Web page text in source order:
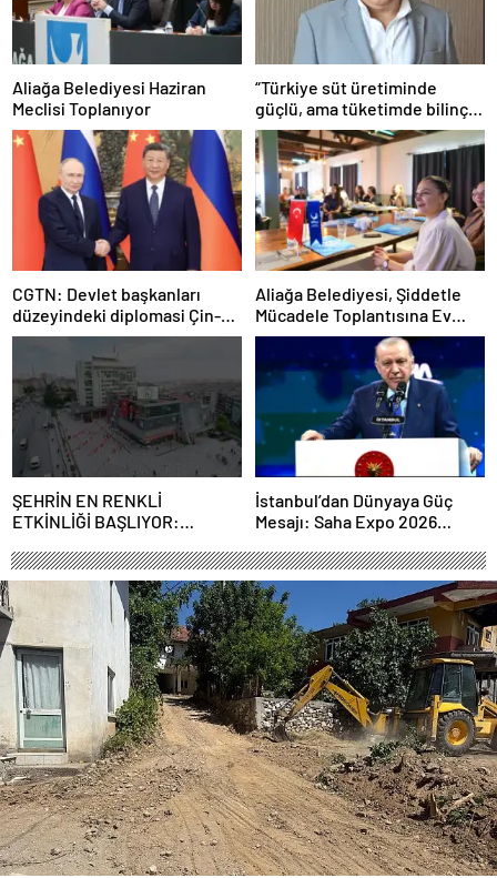
Aliağa Belediyesi Haziran
Meclisi Toplanıyor
“Türkiye süt üretiminde
güçlü, ama tüketimde bilinç
şart”
CGTN: Devlet başkanları
düzeyindeki diplomasi Çin-
Rusya arasındaki büyüyen
ortaklığı güçlendiriyor
Aliağa Belediyesi, Şiddetle
Mücadele Toplantısına Ev
Sahipliği Yaptı
ŞEHRİN EN RENKLİ
ETKİNLİĞİ BAŞLIYOR:
FESTİVALİ” HEYECANI
GAZİOSMANPAŞA’DA
YAŞANACAK
İstanbul’dan Dünyaya Güç
Mesajı: Saha Expo 2026